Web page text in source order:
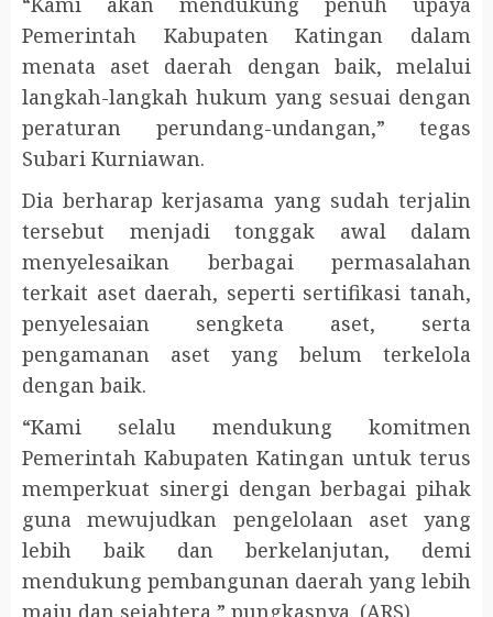
Pemerintah Kabupaten Katingan dalam
menata aset daerah dengan baik, melalui
langkah-langkah hukum yang sesuai dengan
peraturan perundang-undangan,” tegas
Subari Kurniawan.
Dia berharap kerjasama yang sudah terjalin
tersebut menjadi tonggak awal dalam
menyelesaikan berbagai permasalahan
terkait aset daerah, seperti sertifikasi tanah,
penyelesaian sengketa aset, serta
pengamanan aset yang belum terkelola
dengan baik.
“Kami selalu mendukung komitmen
Pemerintah Kabupaten Katingan untuk terus
memperkuat sinergi dengan berbagai pihak
guna mewujudkan pengelolaan aset yang
lebih baik dan berkelanjutan, demi
mendukung pembangunan daerah yang lebih
maju dan sejahtera,” pungkasnya. (ARS)